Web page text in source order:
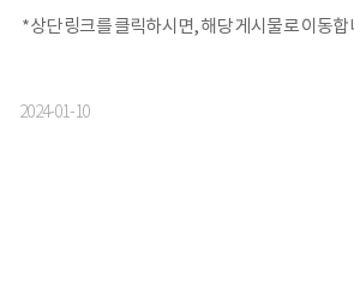
*상단 링크를 클릭하시면, 해당 게시물로 이동합
2024-01-10